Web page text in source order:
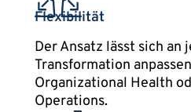
Flexibilität
Der Ansatz lässt sich an
Transformation
Organizational Health
Operations.